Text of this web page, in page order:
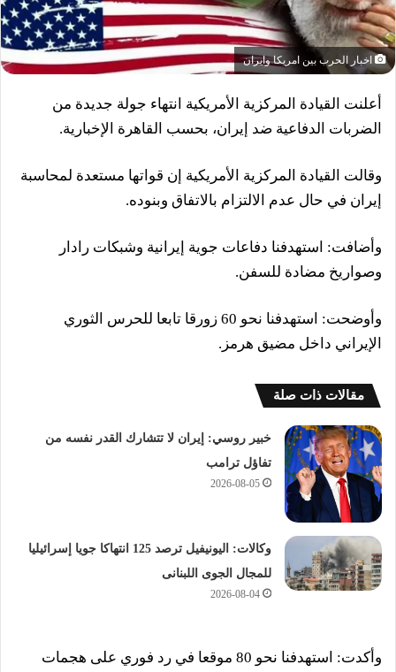
اخبار الحرب بين امريكا وايران
أعلنت القيادة المركزية الأمريكية انتهاء جولة جديدة من
الضربات الدفاعية ضد إيران، بحسب القاهرة الإخبارية.
وقالت القيادة المركزية الأمريكية إن قواتها مستعدة لمحاسبة
إيران في حال عدم الالتزام بالاتفاق وبنوده.
وأضافت: استهدفنا دفاعات جوية إيرانية وشبكات رادار
وصواريخ مضادة للسفن.
وأوضحت: استهدفنا نحو 60 زورقا تابعا للحرس الثوري
الإيراني داخل مضيق هرمز.
مقالات ذات صلة
خبير روسي: إيران لا تتشارك القدر نفسه من
تفاؤل ترامب
2026-08-05
وكالات: اليونيفيل ترصد 125 انتهاكا جويا إسرائيليا
للمجال الجوى اللبنانى
2026-08-04
وأكدت: استهدفنا نحو 80 موقعا في رد فوري على هجمات